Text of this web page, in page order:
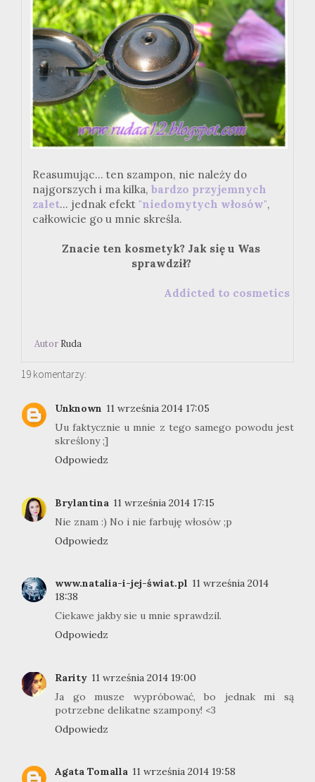
Reasumując... ten szampon, nie należy do
najgorszych i ma kilka, bardzo przyjemnych
zalet... jednak efekt "niedomytych włosów",
całkowicie go u mnie skreśla.
Znacie ten kosmetyk? Jak się u Was
sprawdził?
Addicted to cosmetics
Autor Ruda
19 komentarzy:
Unknown 11 września 2014 17:05
Uu faktycznie u mnie z tego samego powodu jest
skreślony ;]
Odpowiedz
Brylantina 11 września 2014 17:15
Nie znam :) No i nie farbuję włosów ;p
Odpowiedz
www.natalia-i-jej-świat.pl 11 września 2014
18:38
Ciekawe jakby sie u mnie sprawdzil.
Odpowiedz
Rarity 11 września 2014 19:00
Ja go musze wypróbować, bo jednak mi są
potrzebne delikatne szampony! <3
Odpowiedz
Agata Tomalla 11 września 2014 19:58